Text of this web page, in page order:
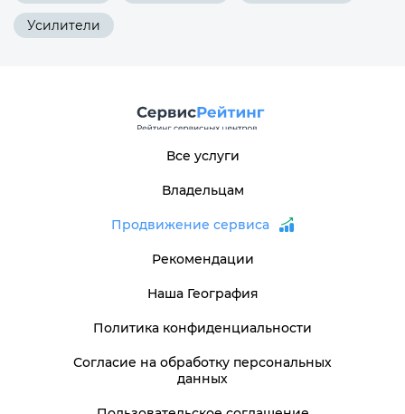
Усилители
Все услуги
Владельцам
Продвижение сервиса
Рекомендации
Наша География
Политика конфиденциальности
Согласие на обработку персональных
данных